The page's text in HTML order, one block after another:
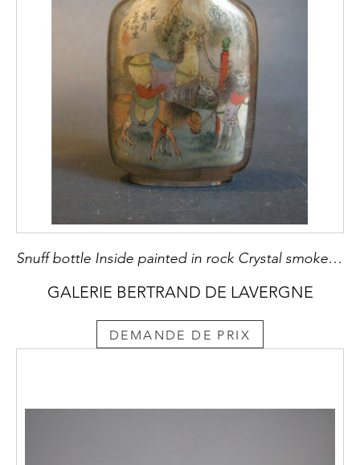
Snuff bottle Inside painted in rock Crystal smoked decorated with eight horses
GALERIE BERTRAND DE LAVERGNE
DEMANDE DE PRIX